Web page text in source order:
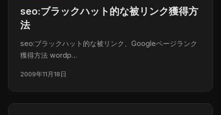
seo:ブラックハット的な被リンク獲得方
法
seo:ブラックハット的な被リンク、Googleページランク
獲得方法 wordp…
2009年11月18日